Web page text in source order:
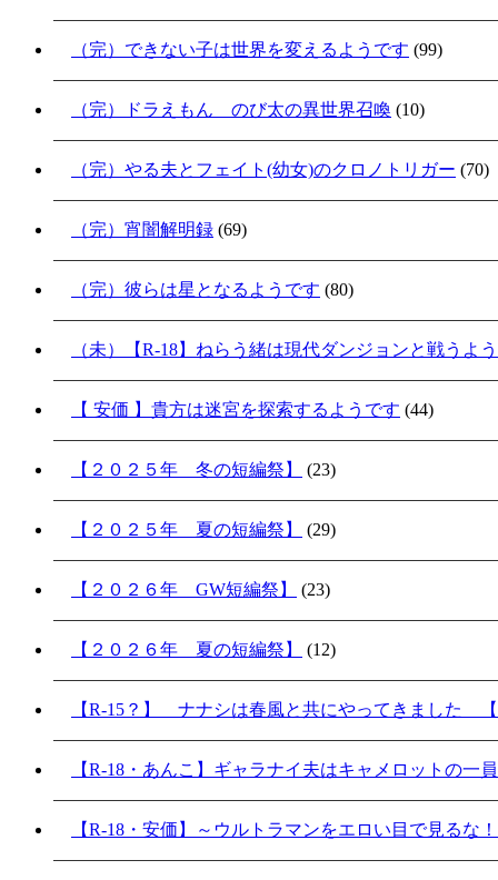
（完）できない子は世界を変えるようです (99)
（完）ドラえもん のび太の異世界召喚 (10)
（完）やる夫とフェイト(幼女)のクロノトリガー (70)
（完）宵闇解明録 (69)
（完）彼らは星となるようです (80)
（未）【R-18】ねらう緒は現代ダンジョンと戦うよ
【 安価 】貴方は迷宮を探索するようです (44)
【２０２５年 冬の短編祭】 (23)
【２０２５年 夏の短編祭】 (29)
【２０２６年 GW短編祭】 (23)
【２０２６年 夏の短編祭】 (12)
【R-15？】 ナナシは春風と共にやってきました
【R-18・あんこ】ギャラナイ夫はキャメロットの一
【R-18・安価】～ウルトラマンをエロい目で見るな